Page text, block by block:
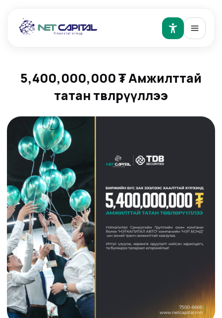
5,400,000,000 ₮ Амжилттай
татан төвлөрүүллээ